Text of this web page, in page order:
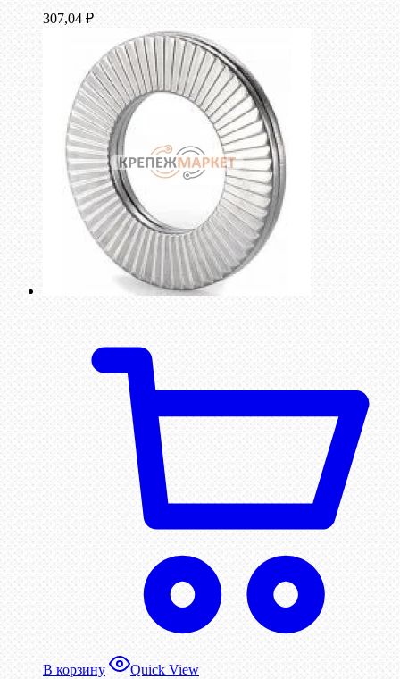
307,04 ₽
В корзину Quick View